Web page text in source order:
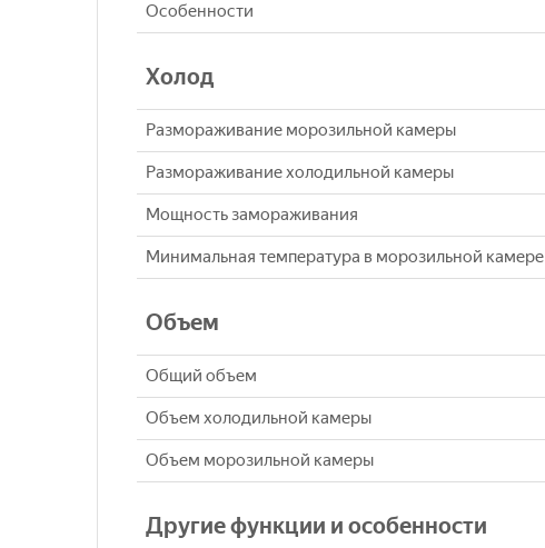
Особенности
Холод
Размораживание морозильной камеры
Размораживание холодильной камеры
Мощность замораживания
Минимальная температура в морозильной камере
Объем
Общий объем
Объем холодильной камеры
Объем морозильной камеры
Другие функции и особенности